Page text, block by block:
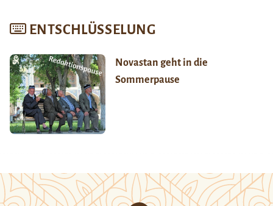
ENTSCHLÜSSELUNG
Novastan geht in die
Sommerpause